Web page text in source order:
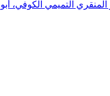
التميمي الكوفي،